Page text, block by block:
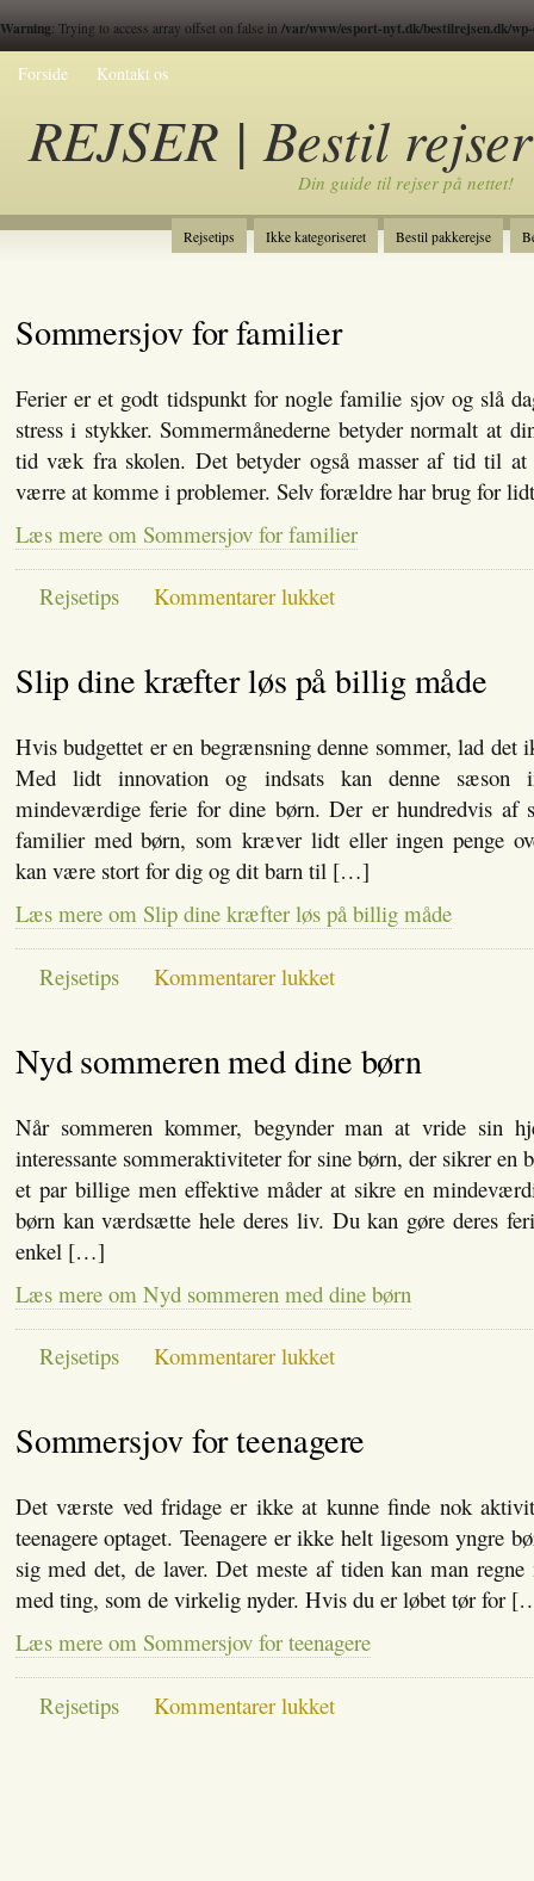
Warning: Trying to access array offset on false in /var/www/esport-nyt.dk/bestilrejsen.dk/
Forside Kontakt os
REJSER | Bestil
Din guide til rejser på nettet!
Rejsetips Ikke kategoriseret Bestil pakkerejse
Sommersjov for familier
Ferier er et godt tidspunkt for nogle familie sjov og slå
stress i stykker. Sommermånederne betyder normalt at
tid væk fra skolen. Det betyder også masser af tid til at
værre at komme i problemer. Selv forældre har brug for
Læs mere om Sommersjov for familier
Rejsetips Kommentarer lukkettil
Sommersjov
Slip dine kræfter løs på billig måde
Hvis budgettet er en begrænsning denne sommer, lad
Med lidt innovation og indsats kan denne sæson
mindeværdige ferie for dine børn. Der er hundredvis af
familier med børn, som kræver lidt eller ingen penge
kan være stort for dig og dit barn til […]
Læs mere om Slip dine kræfter løs på billig måde
Rejsetips Kommentarer lukkettil
Slip
på
Nyd sommeren med dine børn
Når sommeren kommer, begynder man at vride sin
interessante sommeraktiviteter for sine børn, der sikrer en
et par billige men effektive måder at sikre en
børn kan værdsætte hele deres liv. Du kan gøre deres
enkel […]
Læs mere om Nyd sommeren med dine børn
Rejsetips Kommentarer lukkettil
Nyd
børn
Sommersjov for teenagere
Det værste ved fridage er ikke at kunne finde nok
teenagere optaget. Teenagere er ikke helt ligesom yngre
sig med det, de laver. Det meste af tiden kan man
med ting, som de virkelig nyder. Hvis du er løbet tør for
Læs mere om Sommersjov for teenagere
Rejsetips Kommentarer lukkettil
Sommersjov